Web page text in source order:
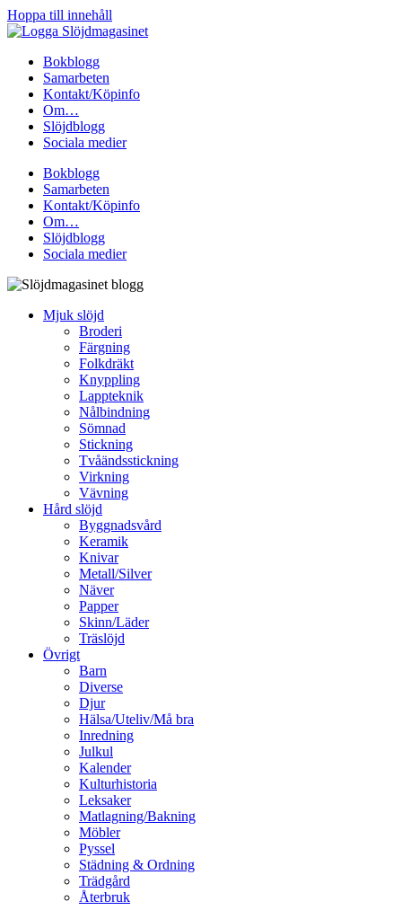
Hoppa till innehåll
Bokblogg
Samarbeten
Kontakt/Köpinfo
Om…
Slöjdblogg
Sociala medier
Bokblogg
Samarbeten
Kontakt/Köpinfo
Om…
Slöjdblogg
Sociala medier
Mjuk slöjd
Broderi
Färgning
Folkdräkt
Knyppling
Lappteknik
Nålbindning
Sömnad
Stickning
Tvåändsstickning
Virkning
Vävning
Hård slöjd
Byggnadsvård
Keramik
Knivar
Metall/Silver
Näver
Papper
Skinn/Läder
Träslöjd
Övrigt
Barn
Diverse
Djur
Hälsa/Uteliv/Må bra
Inredning
Julkul
Kalender
Kulturhistoria
Leksaker
Matlagning/Bakning
Möbler
Pyssel
Städning & Ordning
Trädgård
Återbruk